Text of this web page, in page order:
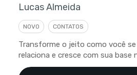
Lucas Almeida
NOVO CONTATOS
Transforme o jeito como você
relaciona e cresce com sua base